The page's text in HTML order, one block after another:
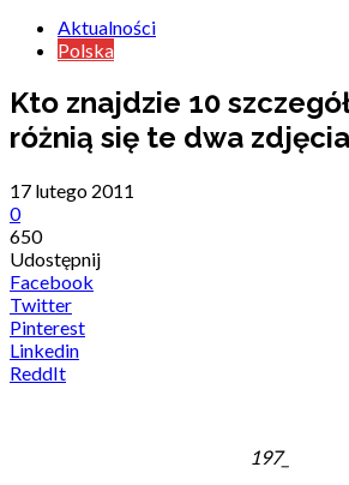
Aktualności
Polska
Kto znajdzie 10
różnią się te dwa
17 lutego 2011
0
650
Udostępnij
Facebook
Twitter
Pinterest
Linkedin
ReddIt
197_